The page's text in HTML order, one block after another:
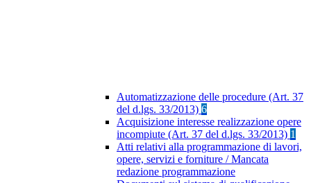
Automatizzazione delle procedure (Art. 37
del d.lgs. 33/2013) 6
Acquisizione interesse realizzazione opere
incompiute (Art. 37 del d.lgs. 33/2013) 1
Atti relativi alla programmazione di lavori,
opere, servizi e forniture / Mancata
redazione programmazione